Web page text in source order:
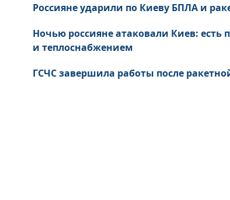
Россияне ударили по Киеву БПЛА и
Ночью россияне атаковали Киев: есть
и теплоснабжением
ГСЧС завершила работы после